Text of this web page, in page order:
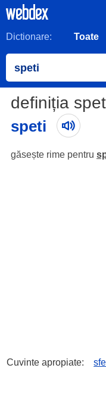
Dictionare: Toate
definiția
speti
găsește rime pentru
Cuvinte apropiate: